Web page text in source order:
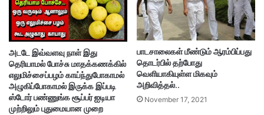
அடடே இவ்வளவு நாள் இது
தெரியாமல் போச்சு மாதக்கணக்கில்
எலுமிச்சைப்பழம் காய்ந்துபோகாமல்
அழுகிப்போகாமல் இருக்க இப்படி
ஸ்டோர் பண்ணுங்க சூப்பர் ஐடியா
முற்றிலும் புதுமையான முறை
பாடசாலைகள் மீண்டும் ஆரம்பிப்பது
தொடர்பில் தற்போது
வெளியாகியுள்ள மிகவும்
அறிவித்தல்..
November 17, 2021